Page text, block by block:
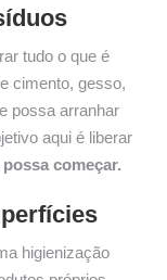
tudo o que é
cimento, gesso,
possa arranhar
aqui é liberar
começar.
higienização